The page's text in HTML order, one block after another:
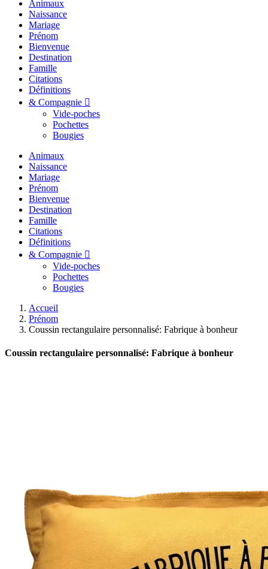
Animaux
Naissance
Mariage
Prénom
Bienvenue
Destination
Famille
Citations
Définitions
& Compagnie
Vide-poches
Pochettes
Bougies
Animaux
Naissance
Mariage
Prénom
Bienvenue
Destination
Famille
Citations
Définitions
& Compagnie
Vide-poches
Pochettes
Bougies
Accueil
Prénom
Coussin rectangulaire personnalisé: Fabrique à bonheur
Coussin rectangulaire personnalisé: Fabrique à bonheur